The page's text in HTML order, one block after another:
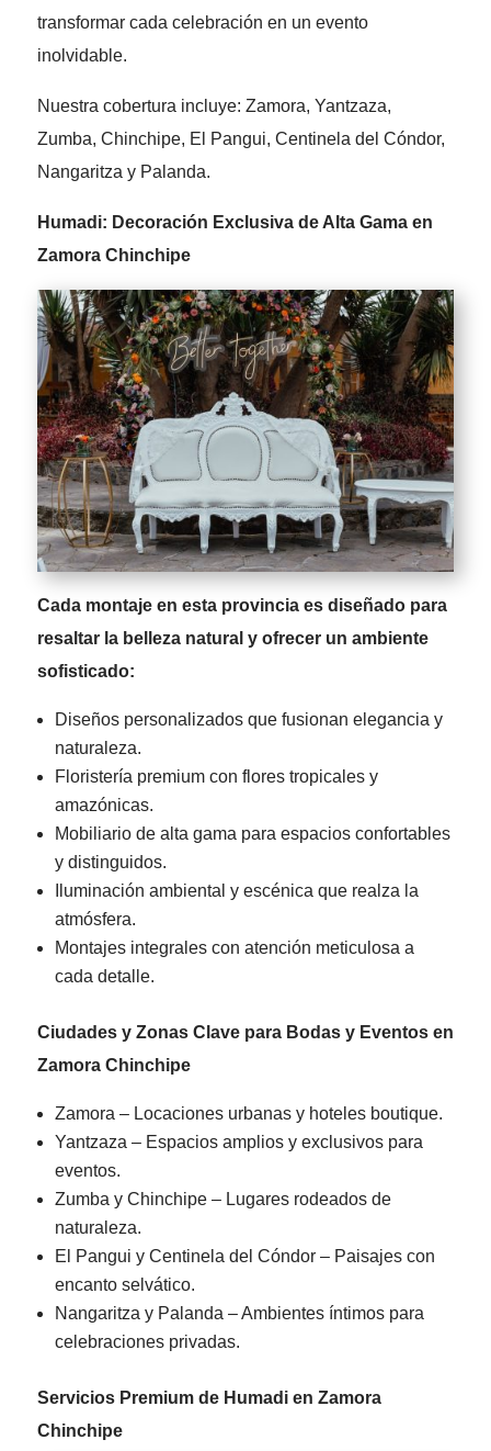
transformar cada celebración en un evento
inolvidable.
Nuestra cobertura incluye: Zamora, Yantzaza,
Zumba, Chinchipe, El Pangui, Centinela del Cóndor,
Nangaritza y Palanda.
Humadi: Decoración Exclusiva de Alta Gama en
Zamora Chinchipe
Cada montaje en esta provincia es diseñado para
resaltar la belleza natural y ofrecer un ambiente
sofisticado:
Diseños personalizados que fusionan elegancia y
naturaleza.
Floristería premium con flores tropicales y
amazónicas.
Mobiliario de alta gama para espacios confortables
y distinguidos.
Iluminación ambiental y escénica que realza la
atmósfera.
Montajes integrales con atención meticulosa a
cada detalle.
Ciudades y Zonas Clave para Bodas y Eventos en
Zamora Chinchipe
Zamora – Locaciones urbanas y hoteles boutique.
Yantzaza – Espacios amplios y exclusivos para
eventos.
Zumba y Chinchipe – Lugares rodeados de
naturaleza.
El Pangui y Centinela del Cóndor – Paisajes con
encanto selvático.
Nangaritza y Palanda – Ambientes íntimos para
celebraciones privadas.
Servicios Premium de Humadi en Zamora
Chinchipe